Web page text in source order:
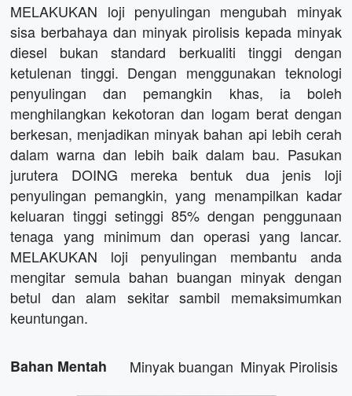
MELAKUKAN loji penyulingan mengubah minyak
sisa berbahaya dan minyak pirolisis kepada minyak
diesel bukan standard berkualiti tinggi dengan
ketulenan tinggi. Dengan menggunakan teknologi
penyulingan dan pemangkin khas, ia boleh
menghilangkan kekotoran dan logam berat dengan
berkesan, menjadikan minyak bahan api lebih cerah
dalam warna dan lebih baik dalam bau. Pasukan
jurutera DOING mereka bentuk dua jenis loji
penyulingan pemangkin, yang menampilkan kadar
keluaran tinggi setinggi 85% dengan penggunaan
tenaga yang minimum dan operasi yang lancar.
MELAKUKAN loji penyulingan membantu anda
mengitar semula bahan buangan minyak dengan
betul dan alam sekitar sambil memaksimumkan
keuntungan.
Bahan Mentah Minyak buangan Minyak Pirolisis